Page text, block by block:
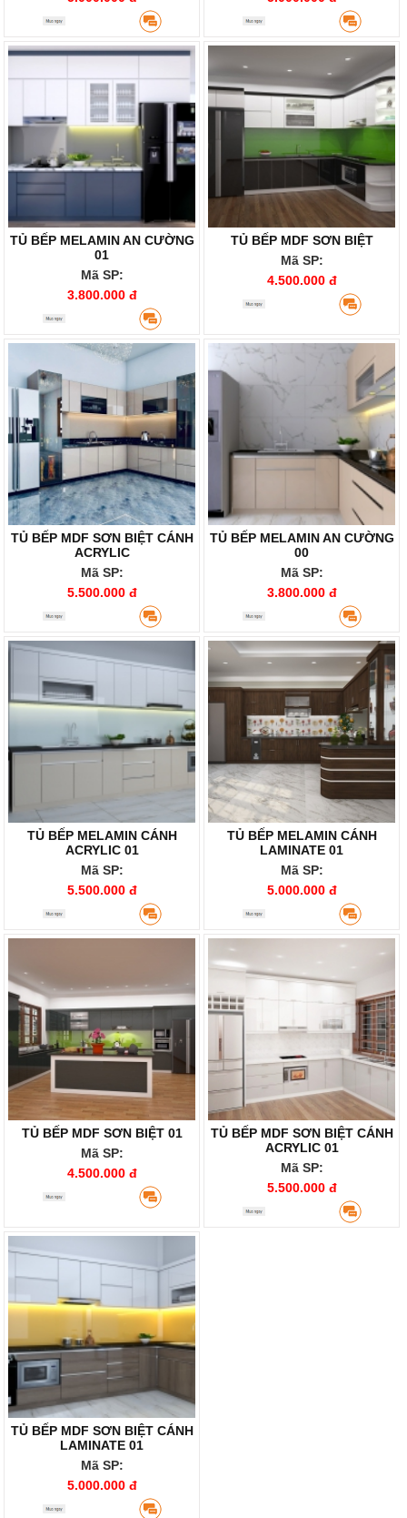
TỦ BẾP MELAMIN AN CƯỜNG
01
Mã SP:
3.800.000 đ
TỦ BẾP MDF SƠN BIỆT
Mã SP:
4.500.000 đ
TỦ BẾP MDF SƠN BIỆT CÁNH
ACRYLIC
Mã SP:
5.500.000 đ
TỦ BẾP MELAMIN AN CƯỜNG
00
Mã SP:
3.800.000 đ
TỦ BẾP MELAMIN CÁNH
ACRYLIC 01
Mã SP:
5.500.000 đ
TỦ BẾP MELAMIN CÁNH
LAMINATE 01
Mã SP:
5.000.000 đ
TỦ BẾP MDF SƠN BIỆT 01
Mã SP:
4.500.000 đ
TỦ BẾP MDF SƠN BIỆT CÁNH
ACRYLIC 01
Mã SP:
5.500.000 đ
TỦ BẾP MDF SƠN BIỆT CÁNH
LAMINATE 01
Mã SP:
5.000.000 đ